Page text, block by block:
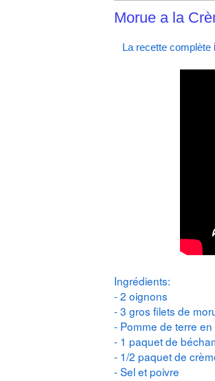
Morue a la
La recette complète
Ingrédients:
- 2 oignons
- 3 gros filets de
- Pomme de terre
- 1 paquet de
- 1/2 paquet de
- Sel et poivre